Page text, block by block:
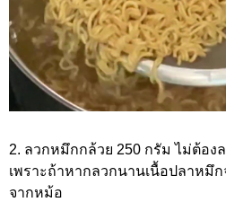
2. ลวกหมึกกล้วย 250 กรัม ไม่ต้อ
เพราะถ้าหากลวกนานเนื้อปลาหมึ
จากหม้อ